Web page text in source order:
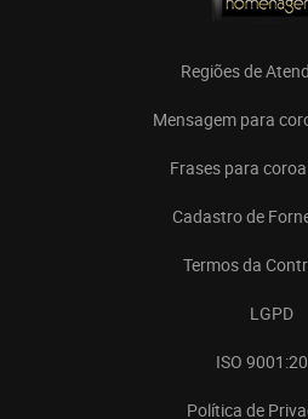
Regiões de
Mensagem para
Frases para
Cadastro de
Termos da
LGPD
ISO
Política de